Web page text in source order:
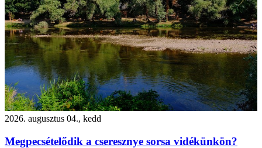
2026. augusztus 04., kedd
Megpecsételődik a cseresznye sorsa vidékünkön?